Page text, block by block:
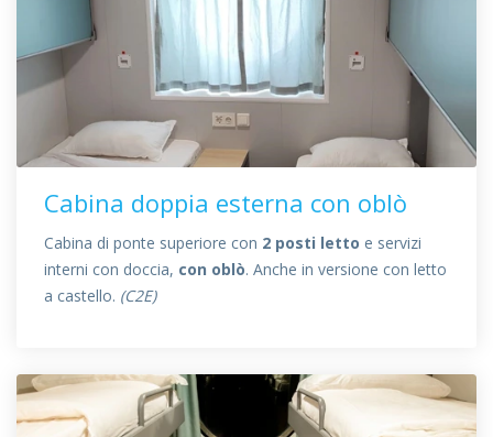
Cabina doppia esterna con oblò
Cabina di ponte superiore con 2 posti letto e servizi
interni con doccia, con oblò. Anche in versione con letto
a castello. (C2E)